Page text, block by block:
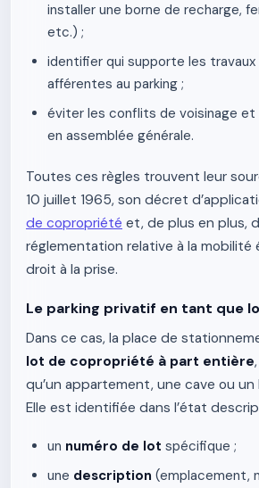
installer une borne de recharge,
etc.) ;
identifier qui supporte les
afférentes au parking ;
éviter les conflits de voisinage
en assemblée générale.
Toutes ces règles trouvent leur
10 juillet 1965, son décret
de copropriété et, de plus en plus,
réglementation relative à la mobilité
droit à la prise.
Le parking privatif en tant que
Dans ce cas, la place de
lot de copropriété à part entière
qu’un appartement, une cave ou un
Elle est identifiée dans l’état
un numéro de lot spécifique ;
une description (emplacement,